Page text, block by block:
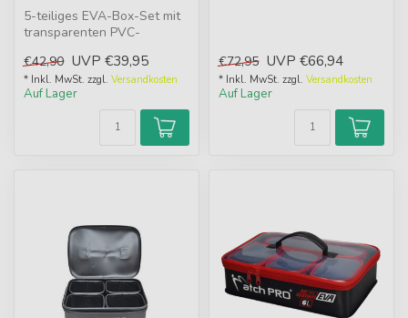
5-teiliges EVA-Box-Set mit
transparenten PVC-
Kleinteil...
€42,90 UVP €39,95
* Inkl. MwSt. zzgl. Versandkosten
Auf Lager
€72,95 UVP €66,94
* Inkl. MwSt. zzgl. Versandkosten
Auf Lager